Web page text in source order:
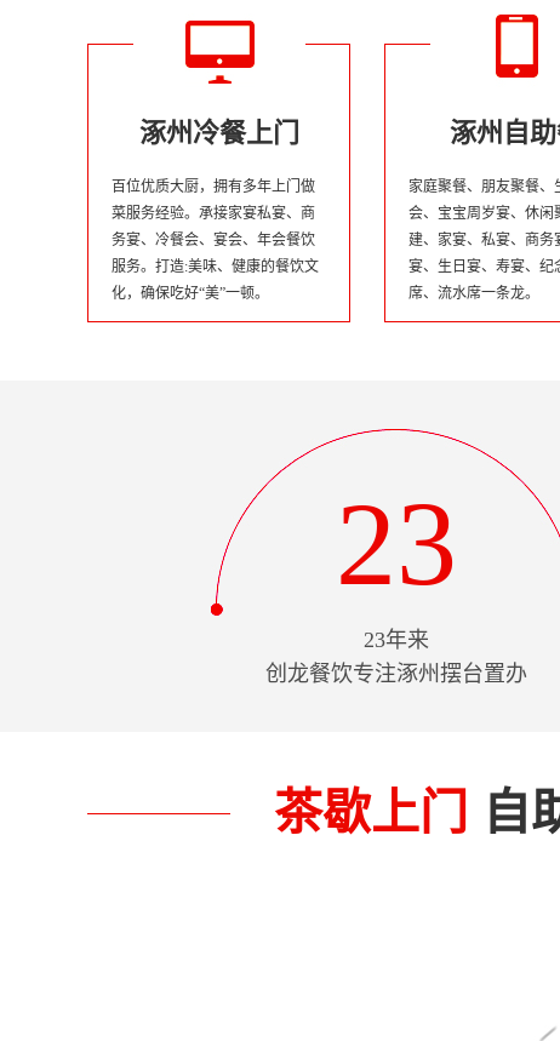
涿州冷餐上门
百位优质大厨，拥有多年上门做
菜服务经验。承接家宴私宴、商
务宴、冷餐会、宴会、年会餐饮
服务。打造:美味、健康的餐饮文
化，确保吃好“美”一顿。
涿州自
家庭聚餐、朋友聚餐、
会、宝宝周岁宴、休闲
建、家宴、私宴、商务
宴、生日宴、寿宴、纪
席、流水席一条龙。
23
23年来
创龙餐饮专注涿州摆台置办
茶歇上门 自